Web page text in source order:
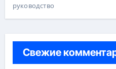
руководство
Свежие